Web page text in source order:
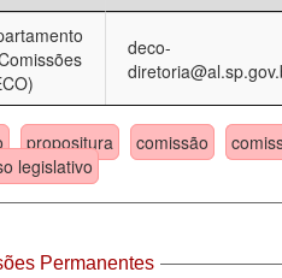
deco-
propositura comissão
legislativo
Permanentes